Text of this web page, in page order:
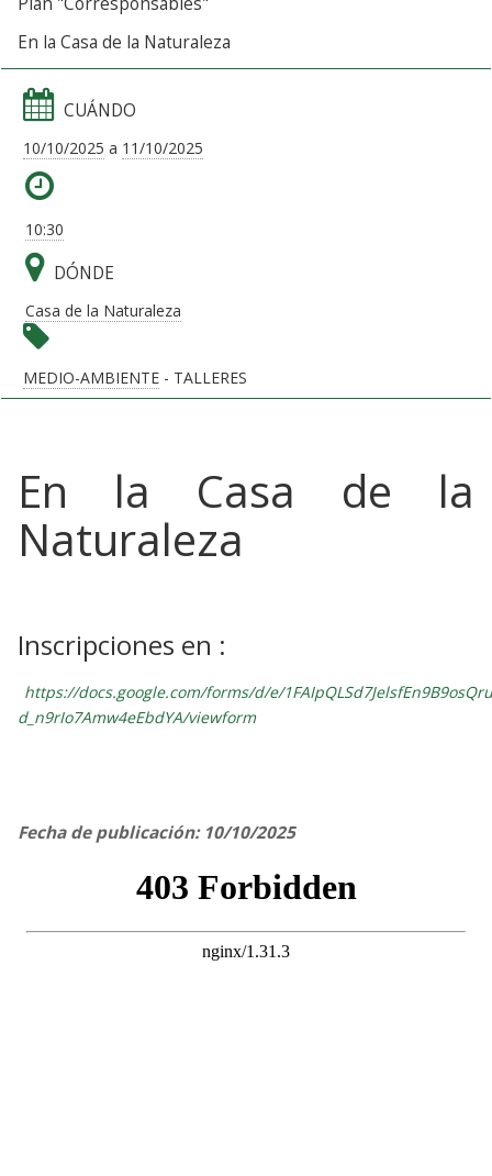
En la Casa de la Naturaleza
CUÁNDO
10/10/2025 a 11/10/2025
10:30
DÓNDE
Casa de la Naturaleza
MEDIO-AMBIENTE - TALLERES
En la Casa de la
Naturaleza
Inscripciones en :
https://docs.google.com/forms/d/e/
d_n9rIo7Amw4eEbdYA/viewform
Fecha de publicación: 10/10/2025